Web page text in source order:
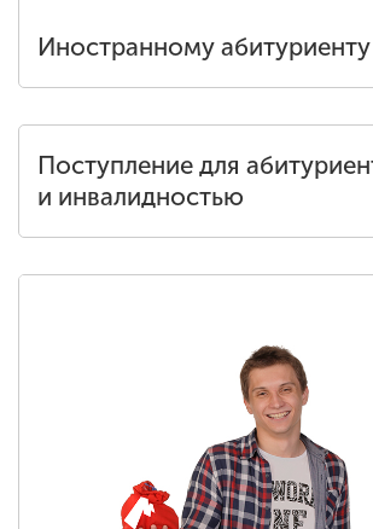
Иностранному абитуриенту
Поступление для
и инвалидностью